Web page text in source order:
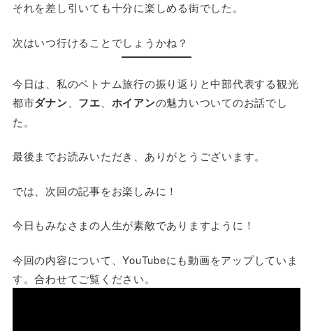
それを差し引いても十分に楽しめる街でした。
次はいつ行けることでしょうかね？
今日は、私のベトナム旅行の振り返りと中部代表する観光
都市ダナン フエ ホイアンの魅力いついてのお話でし
た。
最後までお読みいただき、ありがとうございます。
では、次回の記事をお楽しみに！
今日もみなさまの人生が素敵でありますように！
今回の内容について、YouTubeにも動画をアップしていま
す。合わせてご覧ください。